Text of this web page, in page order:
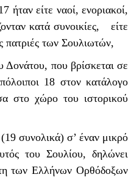
ήταν είτε ναοί, ενοριακοί,
κατά συνοικίες, είτε
πατριές των Σουλιωτών,
Δονάτου, που βρίσκεται σε
18 στον κατάλογο
στο χώρο του ιστορικού
συνολικά) σ’ έναν μικρό
του Σουλίου, δηλώνει
των Ελλήνων Ορθόδοξων